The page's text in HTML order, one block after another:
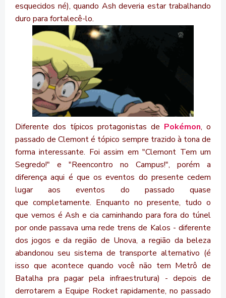
esquecidos né), quando Ash deveria estar trabalhando
duro para fortalecê-lo.
Diferente dos típicos protagonistas de Pokémon, o
passado de Clemont é tópico sempre trazido à tona de
forma interessante. Foi assim em "Clemont Tem um
Segredo!" e "Reencontro no Campus!", porém a
diferença aqui é que os eventos do presente cedem
lugar aos eventos do passado quase
que completamente. Enquanto no presente, tudo o
que vemos é Ash e cia caminhando para fora do túnel
por onde passava uma rede trens de Kalos - diferente
dos jogos e da região de Unova, a região da beleza
abandonou seu sistema de transporte alternativo (é
isso que acontece quando você não tem Metrô de
Batalha pra pagar pela infraestrutura) - depois de
derrotarem a Equipe Rocket rapidamente, no passado